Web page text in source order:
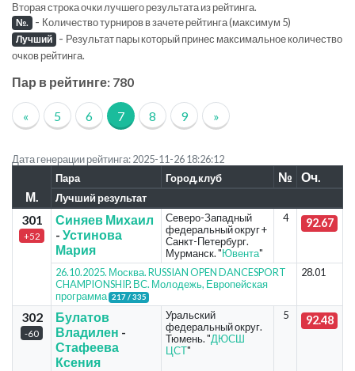
Вторая строка очки лучшего результата из рейтинга.
№. - Количество турниров в зачете рейтинга (максимум 5)
Лучший - Результат пары который принес максимальное количество
очков рейтинга.
Пар в рейтинге: 780
« 5 6 7 8 9 »
Дата генерации рейтинга: 2025-11-26 18:26:12
М.
Пара Город,клуб № Оч.
Лучший результат
301
+52
Синяев Михаил
- Устинова
Мария
Северо-Западный
федеральный округ +
Санкт-Петербург.
Мурманск. "Ювента"
4 92.67
26.10.2025. Москва. RUSSIAN OPEN DANCESPORT
CHAMPIONSHIP. ВС. Молодежь, Европейская
программа 217 / 335
28.01
302
-60
Булатов
Владилен -
Стафеева
Ксения
Уральский
федеральный округ.
Тюмень. "ДЮСШ
ЦСТ"
5 92.48